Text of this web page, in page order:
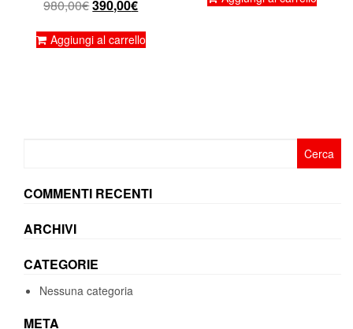
980,00€Il
originale
390,00€Il
attuale
Aggiungi al carrello
COMMENTI RECENTI
ARCHIVI
CATEGORIE
Nessuna categoria
META